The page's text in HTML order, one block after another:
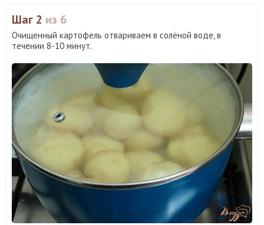
Шаг 2 из 6
Очищенный картофель отвариваем в солёной воде, в
течении 8-10 минут.